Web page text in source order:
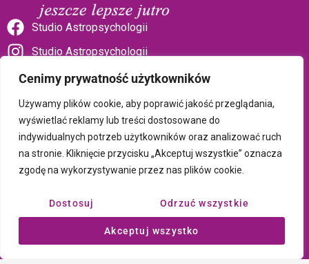
Cenimy prywatność użytkowników
Używamy plików cookie, aby poprawić jakość przeglądania,
wyświetlać reklamy lub treści dostosowane do
indywidualnych potrzeb użytkowników oraz analizować ruch
na stronie. Kliknięcie przycisku „Akceptuj wszystkie” oznacza
zgodę na wykorzystywanie przez nas plików cookie.
Dostosuj Odrzuć wszystkie
Akceptuj wszystko
Studio Astropsychologii
Studio Astropsychologii
Sklep Talizman
Polityka prywatności i plików cookie
Wszystkie treści umieszczone na tej stronie są chronione prawem